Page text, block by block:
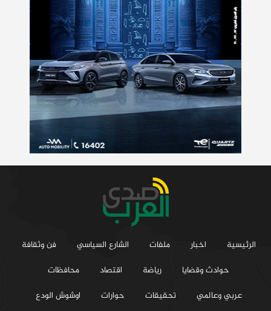
الرئيسية اخبار ملفات الشارع السياسي
فن وثقافة
حوادث وقضايا
رياضة اقتصاد
محافظات
عربي وعالمي
تحقيقات حوارات اوشوش الودع